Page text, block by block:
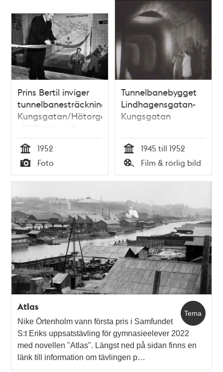
-Vällingby, 1952-10-
26)
Prins Bertil inviger
tunnelbanesträckningen
Kungsgatan/Hötorget
- Vällingby vid
Odenplans
tunnelbanestation
genom att klippa av
det blågula bandet
premiärtåget.
Tid
1952
Typ
Foto
Tunnelbanebygget
Lindhagensgatan-
Kungsgatan
Tid
1945 till 1952
Typ
Film & rörlig bild
Tema
Atlas
Nike Örtenholm vann första pris i Samfundet
S:t Eriks uppsatstävling för gymnasieelever 2022
med novellen "Atlas". Längst ned på sidan finns en
länk till information om tävlingen p…